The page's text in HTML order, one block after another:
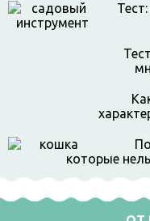
которые